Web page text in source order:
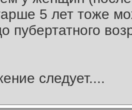
5 лет тоже
пубертатного
следует....